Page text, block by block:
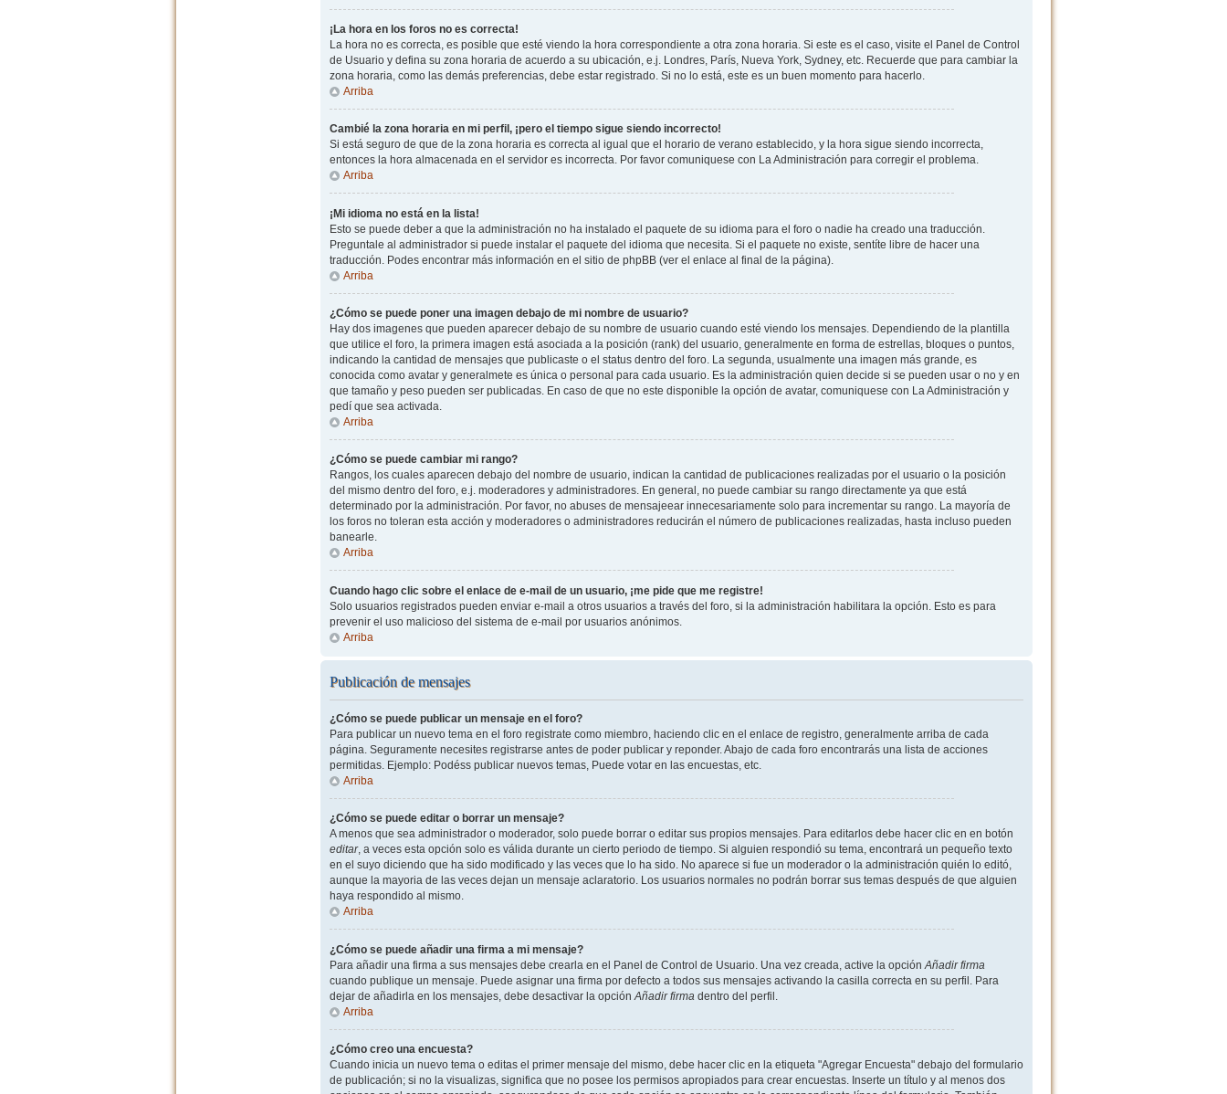
¡La hora en los foros no es correcta!
La hora no es correcta, es posible que esté viendo la hora correspondiente a otra zona horaria. Si este es el caso, visite el Panel de Control
de Usuario y defina su zona horaria de acuerdo a su ubicación, e.j. Londres, París, Nueva York, Sydney, etc. Recuerde que para cambiar la
zona horaria, como las demás preferencias, debe estar registrado. Si no lo está, este es un buen momento para hacerlo.
Arriba
Cambié la zona horaria en mi perfil, ¡pero el tiempo sigue siendo incorrecto!
Si está seguro de que de la zona horaria es correcta al igual que el horario de verano establecido, y la hora sigue siendo incorrecta,
entonces la hora almacenada en el servidor es incorrecta. Por favor comuniquese con La Administración para corregir el problema.
Arriba
¡Mi idioma no está en la lista!
Esto se puede deber a que la administración no ha instalado el paquete de su idioma para el foro o nadie ha creado una traducción.
Preguntale al administrador si puede instalar el paquete del idioma que necesita. Si el paquete no existe, sentíte libre de hacer una
traducción. Podes encontrar más información en el sitio de phpBB (ver el enlace al final de la página).
Arriba
¿Cómo se puede poner una imagen debajo de mi nombre de usuario?
Hay dos imagenes que pueden aparecer debajo de su nombre de usuario cuando esté viendo los mensajes. Dependiendo de la plantilla
que utilice el foro, la primera imagen está asociada a la posición (rank) del usuario, generalmente en forma de estrellas, bloques o puntos,
indicando la cantidad de mensajes que publicaste o el status dentro del foro. La segunda, usualmente una imagen más grande, es
conocida como avatar y generalmete es única o personal para cada usuario. Es la administración quien decide si se pueden usar o no y en
que tamaño y peso pueden ser publicadas. En caso de que no este disponible la opción de avatar, comuniquese con La Administración y
pedí que sea activada.
Arriba
¿Cómo se puede cambiar mi rango?
Rangos, los cuales aparecen debajo del nombre de usuario, indican la cantidad de publicaciones realizadas por el usuario o la posición
del mismo dentro del foro, e.j. moderadores y administradores. En general, no puede cambiar su rango directamente ya que está
determinado por la administración. Por favor, no abuses de mensajeear innecesariamente solo para incrementar su rango. La mayoría de
los foros no toleran esta acción y moderadores o administradores reducirán el número de publicaciones realizadas, hasta incluso pueden
banearle.
Arriba
Cuando hago clic sobre el enlace de e-mail de un usuario, ¡me pide que me registre!
Solo usuarios registrados pueden enviar e-mail a otros usuarios a través del foro, si la administración habilitara la opción. Esto es para
prevenir el uso malicioso del sistema de e-mail por usuarios anónimos.
Arriba
Publicación de mensajes
¿Cómo se puede publicar un mensaje en el foro?
Para publicar un nuevo tema en el foro registrate como miembro, haciendo clic en el enlace de registro, generalmente arriba de cada
página. Seguramente necesites registrarse antes de poder publicar y reponder. Abajo de cada foro encontrarás una lista de acciones
permitidas. Ejemplo: Podéss publicar nuevos temas, Puede votar en las encuestas, etc.
Arriba
¿Cómo se puede editar o borrar un mensaje?
A menos que sea administrador o moderador, solo puede borrar o editar sus propios mensajes. Para editarlos debe hacer clic en en botón
editar, a veces esta opción solo es válida durante un cierto periodo de tiempo. Si alguien respondió su tema, encontrará un pequeño texto
en el suyo diciendo que ha sido modificado y las veces que lo ha sido. No aparece si fue un moderador o la administración quién lo editó,
aunque la mayoria de las veces dejan un mensaje aclaratorio. Los usuarios normales no podrán borrar sus temas después de que alguien
haya respondido al mismo.
Arriba
¿Cómo se puede añadir una firma a mi mensaje?
Para añadir una firma a sus mensajes debe crearla en el Panel de Control de Usuario. Una vez creada, active la opción Añadir firma
cuando publique un mensaje. Puede asignar una firma por defecto a todos sus mensajes activando la casilla correcta en su perfil. Para
dejar de añadirla en los mensajes, debe desactivar la opción Añadir firma dentro del perfil.
Arriba
¿Cómo creo una encuesta?
Cuando inicia un nuevo tema o editas el primer mensaje del mismo, debe hacer clic en la etiqueta "Agregar Encuesta" debajo del formulario
de publicación; si no la visualizas, significa que no posee los permisos apropiados para crear encuestas. Inserte un título y al menos dos